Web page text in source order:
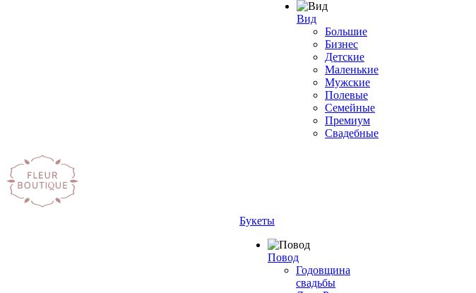
Вид
Большие
Бизнес
Детские
Маленькие
Мужские
Полевые
Семейные
Премиум
Свадебные
Букеты
Повод
Годовщина
свадьбы